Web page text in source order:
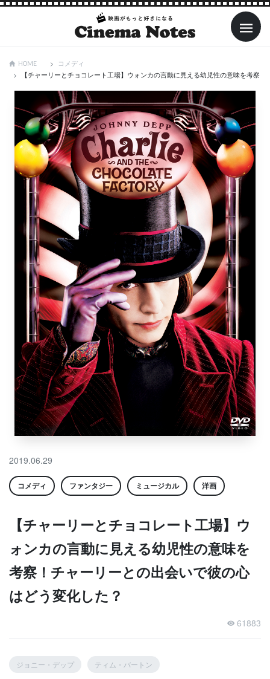
HOME
コメディ
【チャーリーとチョコレート工場】ウォンカの言動に見える幼児性の意味を考察
2019.06.29
コメディ ファンタジー ミュージカル 洋画
【チャーリーとチョコレート工場】ウ
ォンカの言動に見える幼児性の意味を
考察！チャーリーとの出会いで彼の心
はどう変化した？
61883
ジョニー・デップ ティム・バートン